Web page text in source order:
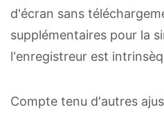
d'écran sans
supplémentaires pour la
l'enregistreur est
Compte tenu d'autres